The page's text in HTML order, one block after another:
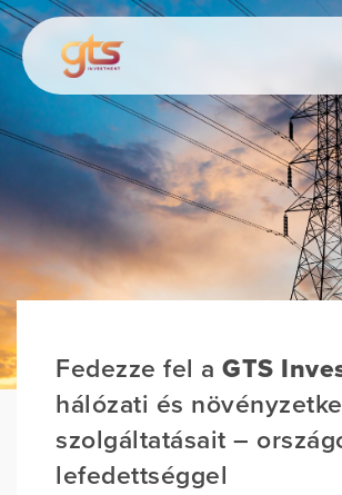
Fedezze fel a GTS
hálózati és
szolgáltatásait –
lefedettséggel